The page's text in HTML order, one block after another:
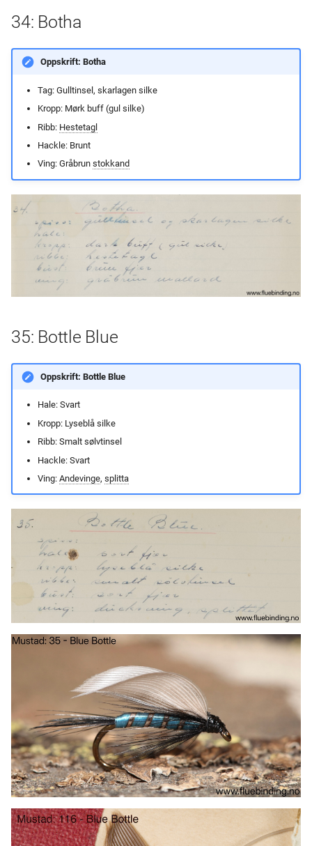
34: Botha
Oppskrift: Botha
Tag: Gulltinsel, skarlagen silke
Kropp: Mørk buff (gul silke)
Ribb: Hestetagl
Hackle: Brunt
Ving: Gråbrun stokkand
35: Bottle Blue
Oppskrift: Bottle Blue
Hale: Svart
Kropp: Lyseblå silke
Ribb: Smalt sølvtinsel
Hackle: Svart
Ving: Andevinge, splitta